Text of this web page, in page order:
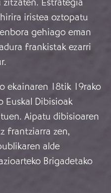
iristea oztopatu
gehiago eman
frankistak ezarri
ekainaren 18tik 19rako
Euskal Dibisioak
Aipatu dibisioaren
frantziarra zen,
alde
Brigadetako